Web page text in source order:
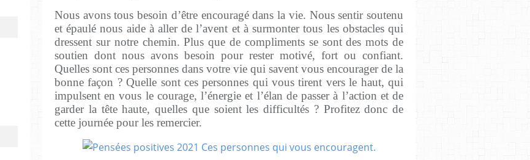
Nous avons tous besoin d’être encouragé dans la vie. Nous sentir soutenu
et épaulé nous aide à aller de l’avent et à surmonter tous les obstacles qui
dressent sur notre chemin. Plus que de compliments se sont des mots de
soutien dont nous avons besoin pour rester motivé, fort ou confiant.
Quelles sont ces personnes dans votre vie qui savent vous encourager de la
bonne façon ? Quelle sont ces personnes qui vous tirent vers le haut, qui
impulsent en vous le courage, l’énergie et l’élan de passer à l’action et de
garder la tête haute, quelles que soient les difficultés ? Profitez donc de
cette journée pour les remercier.